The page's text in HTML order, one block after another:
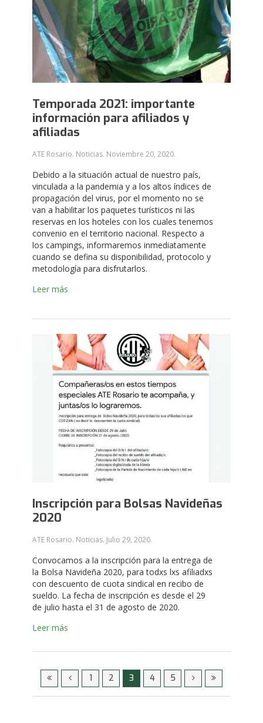
Temporada 2021: importante
información para afiliados y
afiliadas
ATE Rosario. Noticias. Noviembre 20, 2020.
Debido a la situación actual de nuestro país,
vinculada a la pandemia y a los altos índices de
propagación del virus, por el momento no se
van a habilitar los paquetes turísticos ni las
reservas en los hoteles con los cuales tenemos
convenio en el territorio nacional. Respecto a
los campings, informaremos inmediatamente
cuando se defina su disponibilidad, protocolo y
metodología para disfrutarlos.
Leer más
Inscripción para Bolsas Navideñas
2020
ATE Rosario. Noticias. Julio 29, 2020.
Convocamos a la inscripción para la entrega de
la Bolsa Navideña 2020, para todxs lxs afiliadxs
con descuento de cuota sindical en recibo de
sueldo. La fecha de inscripción es desde el 29
de julio hasta el 31 de agosto de 2020.
Leer más
1 2 3 4 5